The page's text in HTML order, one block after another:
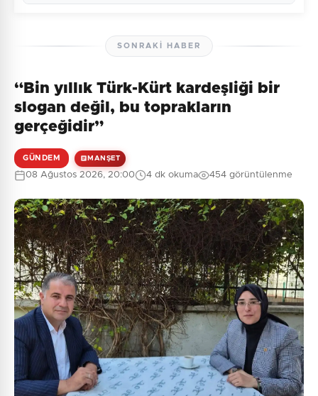
Güvenlik Sorusu:
9 + 1 = ?
Gönder
Henüz yorum yapılmamış. İlk yorumu siz yapın!
SONRAKI HABER
“Bin yıllık Türk-Kürt kardeşliği bir
slogan değil, bu toprakların
gerçeğidir”
GÜNDEM MANŞET
08 Ağustos 2026, 20:00 4 dk okuma 454 görüntülenme